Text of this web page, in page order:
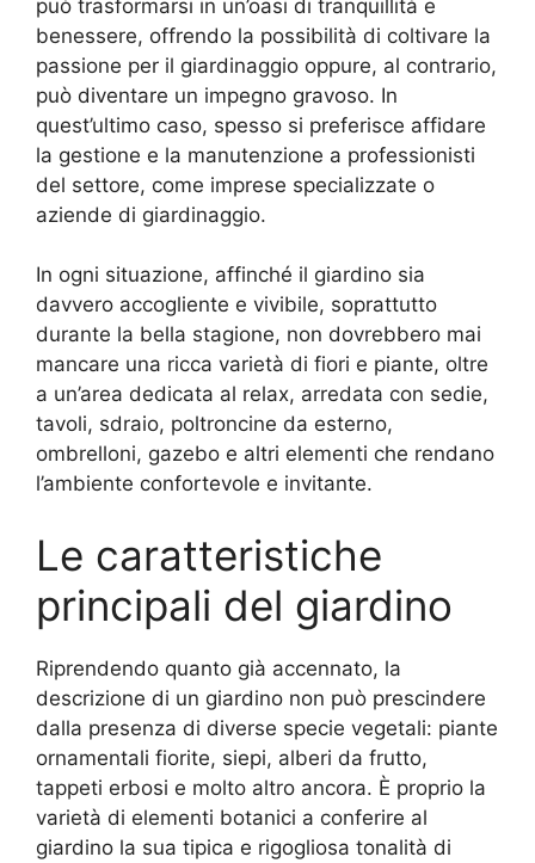
può trasformarsi in un’oasi di tranquillità e
benessere, offrendo la possibilità di coltivare la
passione per il giardinaggio oppure, al contrario,
può diventare un impegno gravoso. In
quest’ultimo caso, spesso si preferisce affidare
la gestione e la manutenzione a professionisti
del settore, come imprese specializzate o
aziende di giardinaggio.
In ogni situazione, affinché il giardino sia
davvero accogliente e vivibile, soprattutto
durante la bella stagione, non dovrebbero mai
mancare una ricca varietà di fiori e piante, oltre
a un’area dedicata al relax, arredata con sedie,
tavoli, sdraio, poltroncine da esterno,
ombrelloni, gazebo e altri elementi che rendano
l’ambiente confortevole e invitante.
Le caratteristiche
principali del giardino
Riprendendo quanto già accennato, la
descrizione di un giardino non può prescindere
dalla presenza di diverse specie vegetali: piante
ornamentali fiorite, siepi, alberi da frutto,
tappeti erbosi e molto altro ancora. È proprio la
varietà di elementi botanici a conferire al
giardino la sua tipica e rigogliosa tonalità di